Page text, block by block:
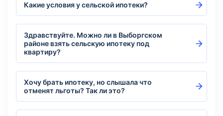
Какие условия у сельской ипотеки?
Здравствуйте. Можно ли в Выборгском
районе взять сельскую ипотеку под
квартиру?
Хочу брать ипотеку, но слышала что
отменят льготы? Так ли это?